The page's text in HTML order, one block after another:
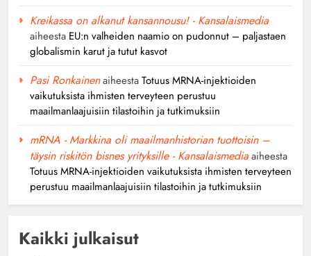
Kreikassa on alkanut kansannousu! - Kansalaismedia
aiheesta EU:n valheiden naamio on pudonnut – paljastaen
globalismin karut ja tutut kasvot
Pasi RonkainenaiheestaTotuus MRNA-injektioiden
vaikutuksista ihmisten terveyteen perustuu
maailmanlaajuisiin tilastoihin ja tutkimuksiin
mRNA - Markkina oli maailmanhistorian tuottoisin –
täysin riskitön bisnes yrityksille - Kansalaismediaaiheesta
Totuus MRNA-injektioiden vaikutuksista ihmisten terveyteen
perustuu maailmanlaajuisiin tilastoihin ja tutkimuksiin
Kaikki julkaisut